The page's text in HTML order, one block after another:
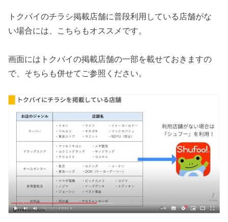
トクバイのチラシ掲載店舗に普段利用している店舗がな
い場合には、こちらもオススメです。
画面にはトクバイの掲載店舗の一部を載せておきますの
で、そちらも併せてご参照ください。